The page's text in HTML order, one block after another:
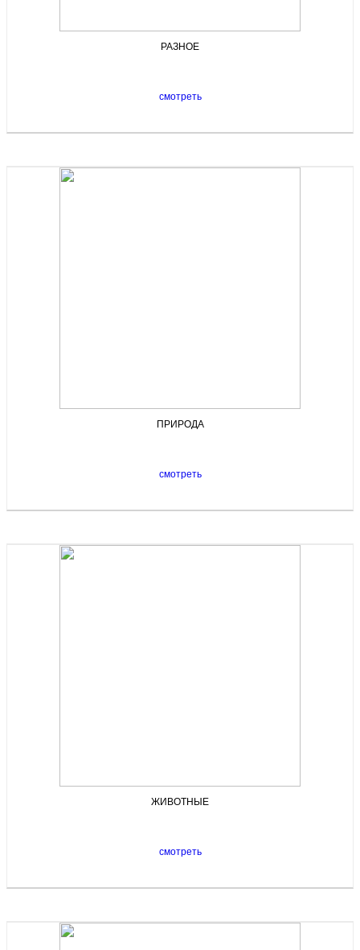
РАЗНОЕ
смотреть
ПРИРОДА
смотреть
ЖИВОТНЫЕ
смотреть